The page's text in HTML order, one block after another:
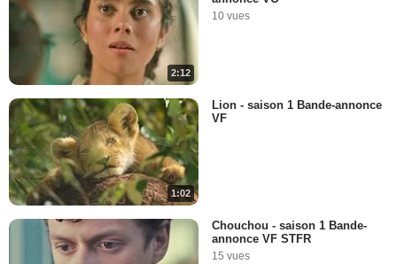
2:12
10 vues
1:02
Lion - saison 1 Bande-annonce
VF
Chouchou - saison 1 Bande-
annonce VF STFR
15 vues